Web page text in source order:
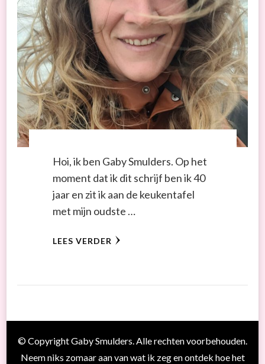
Hoi, ik ben Gaby Smulders. Op het
moment dat ik dit schrijf ben ik 40
jaar en zit ik aan de keukentafel
met mijn oudste …
LEES VERDER
© Copyright Gaby Smulders. Alle rechten voorbehouden.
Neem niks zomaar aan van wat ik zeg en ontdek hoe het